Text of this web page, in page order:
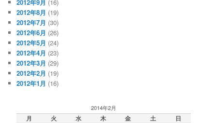
2012年9月 (16)
2012年8月 (19)
2012年7月 (30)
2012年6月 (26)
2012年5月 (24)
2012年4月 (23)
2012年3月 (29)
2012年2月 (19)
2012年1月 (16)
2014年2月
月 火 水 木 金 土 日